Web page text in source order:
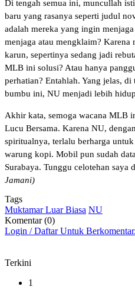
Di tengah semua ini, muncullah
baru yang rasanya seperti judul
adalah mereka yang ingin
menjaga atau mengklaim?
karun, sepertinya sedang jadi
MLB ini solusi? Atau hanya
perhatian? Entahlah. Yang jelas, di
bumbu ini, NU menjadi lebih
Akhir kata, semoga wacana MLB
Lucu Bersama. Karena NU,
spiritualnya, terlalu berharga
warung kopi. Mobil pun sudah
Surabaya. Tunggu celotehan saya
Jamani)
Tags
Muktamar Luar Biasa NU
Komentar (0)
Login / Daftar Untuk
Terkini
1